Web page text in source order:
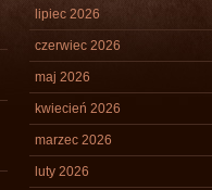
lipiec 2026
czerwiec 2026
maj 2026
kwiecień 2026
marzec 2026
luty 2026